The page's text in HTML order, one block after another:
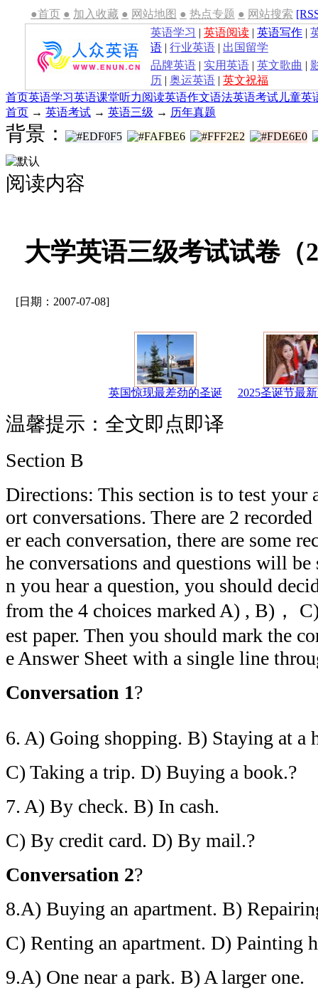
●首页 ● 加入收藏 ● 网站地图 ● 热点专题 ● 网站搜索
英语学习 | 英语阅读 | 英语写作 |
语 | 行业英语 | 出国留学
品牌英语 | 实用英语 | 英文歌曲 |
历 | 奥运英语 | 英文祝福
首页英语学习英语课堂听力阅读英语作文语法英语考试 儿童英
首页 → 英语考试 → 英语三级 → 历年真题
背景：
阅读内容
大学英语三级考试试卷（
[日期：2007-07-08]
英国惊现最差劲的圣诞 2025圣诞节最
温馨提示：全文即点即译
Section B
Directions: This section is to test your
ort conversations. There are 2
er each conversation, there are some
he conversations and questions will
n you hear a question, you should
from the 4 choices marked A) , B)，
est paper. Then you should mark the
e Answer Sheet with a single line
Conversation 1?
6. A) Going shopping. B) Staying at a
C) Taking a trip. D) Buying a book.?
7. A) By check. B) In cash.
C) By credit card. D) By mail.?
Conversation 2?
8.A) Buying an apartment. B)
C) Renting an apartment. D) Painting
9.A) One near a park. B) A larger one.